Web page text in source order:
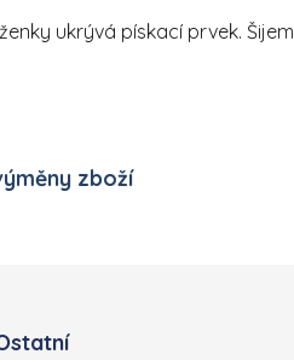
ukrývá pískací prvek.
zboží